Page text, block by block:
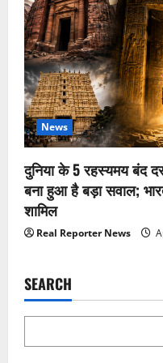
News
दुनिया के 5 रहस्यमय बंद
बना हुआ है बड़ा सवाल;
शामिल
Real Reporter News
SEARCH